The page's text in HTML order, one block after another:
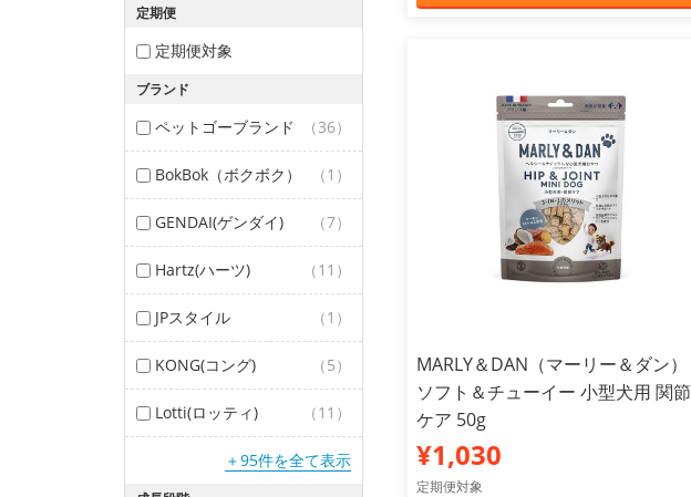
定期便
定期便対象
ブランド
ペットゴーブランド （36）
BokBok（ボクボク） （1）
GENDAI(ゲンダイ) （7）
Hartz(ハーツ) （11）
JPスタイル （1）
KONG(コング) （5）
Lotti(ロッティ) （11）
＋95件を全て表示
MARLY＆DAN（マーリー＆ダン）
ソフト＆チューイー 小型犬用 関節
ケア 50g
¥1,030
定期便対象